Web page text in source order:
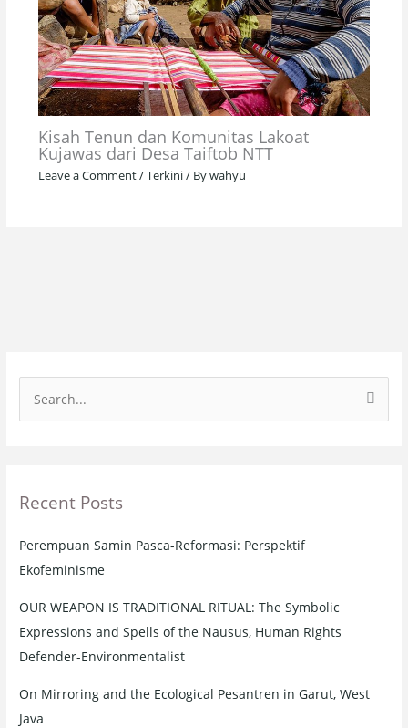
Kisah Tenun dan Komunitas Lakoat
Kujawas dari Desa Taiftob NTT
Leave a Comment/Terkini/ Bywahyu
e
c
f
o
r
:
Recent Posts
Perempuan Samin Pasca-Reformasi: Perspektif
Ekofeminisme
OUR WEAPON IS TRADITIONAL RITUAL: The Symbolic
Expressions and Spells of the Nausus, Human Rights
Defender-Environmentalist
On Mirroring and the Ecological Pesantren in Garut, West
Java